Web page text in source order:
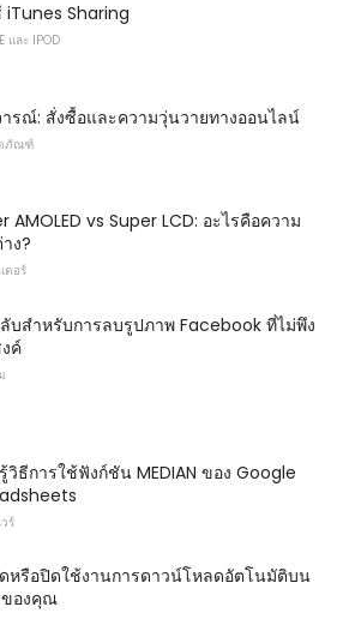
iTunes Sharing
และ IPOD
รณ์: สั่งซื้อและความวุ่นวายทางออนไลน์
ภัณฑ์
AMOLED vs Super LCD: อะไรคือความ
ง?
ตอร์
บสำหรับการลบรูปภาพ Facebook ที่ไม่พึง
ค์
วิธีการใช้ฟังก์ชัน MEDIAN ของ Google
ร์
หรือปิดใช้งานการดาวน์โหลดอัตโนมัติบน
ของคุณ